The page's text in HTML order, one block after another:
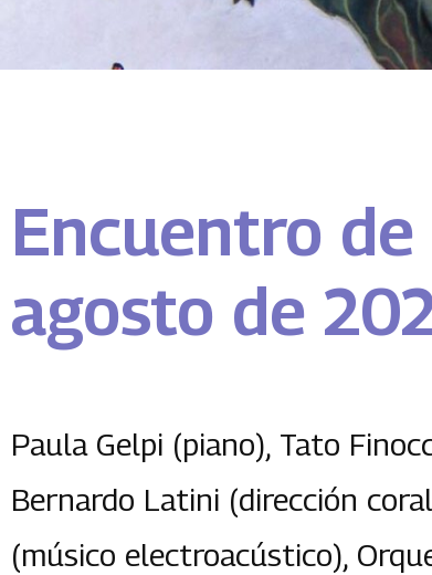
Encuentro
agosto de
Paula Gelpi (piano), Tato
Bernardo Latini (dirección
(músico electroacústico),